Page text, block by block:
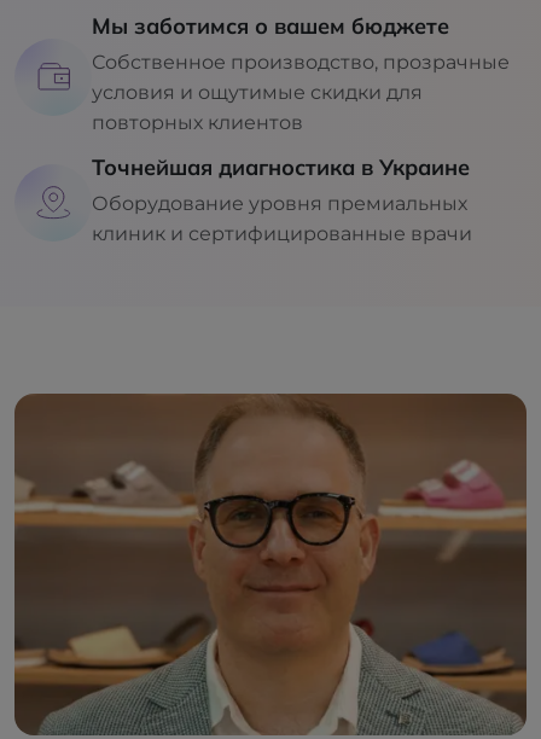
Мы заботимся о вашем бюджете
Собственное производство, прозрачные
условия и ощутимые скидки для
повторных клиентов
Точнейшая диагностика в Украине
Оборудование уровня премиальных
клиник и сертифицированные врачи